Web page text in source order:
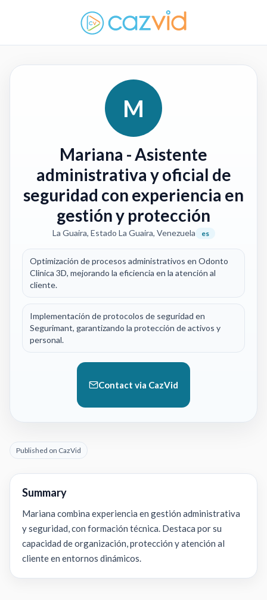
M
Mariana - Asistente
administrativa y oficial de
seguridad con experiencia en
gestión y protección
La Guaira, Estado La Guaira, Venezuela es
Optimización de procesos administrativos en Odonto
Clinica 3D, mejorando la eficiencia en la atención al
cliente.
Implementación de protocolos de seguridad en
Segurimant, garantizando la protección de activos y
personal.
Contact via CazVid
Published on CazVid
Summary
Mariana combina experiencia en gestión administrativa
y seguridad, con formación técnica. Destaca por su
capacidad de organización, protección y atención al
cliente en entornos dinámicos.